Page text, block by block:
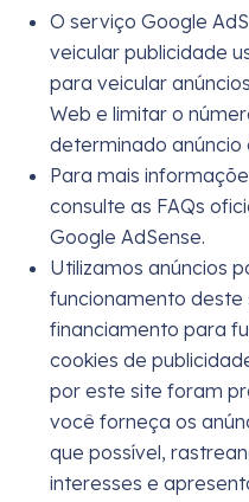
O serviço Google
veicular publicidade
para veicular
Web e limitar o
determinado anúncio
Para mais
consulte as FAQs
Google AdSense.
Utilizamos anúncios
funcionamento
financiamento para
cookies de
por este site foram
você forneça os
que possível,
interesses e